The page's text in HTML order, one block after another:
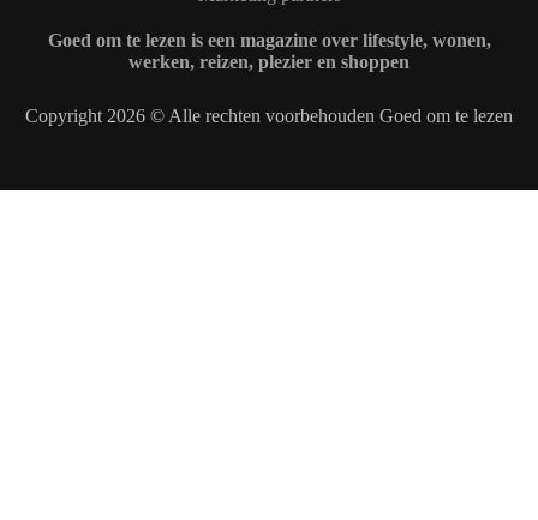
Goed om te lezen is een magazine over lifestyle, wonen,
werken, reizen, plezier en shoppen
Copyright 2026 © Alle rechten voorbehouden Goed om te lezen